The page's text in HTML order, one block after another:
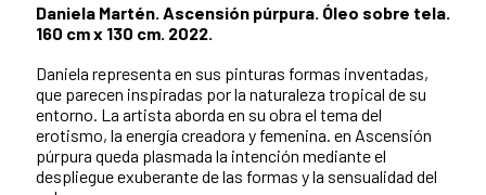
Daniela Martén. Ascensión púrpura. Óleo sobre tela.
160 cm x 130 cm. 2022.
Daniela representa en sus pinturas formas inventadas,
que parecen inspiradas por la naturaleza tropical de su
entorno. La artista aborda en su obra el tema del
erotismo, la energía creadora y femenina. en Ascensión
púrpura queda plasmada la intención mediante el
despliegue exuberante de las formas y la sensualidad del